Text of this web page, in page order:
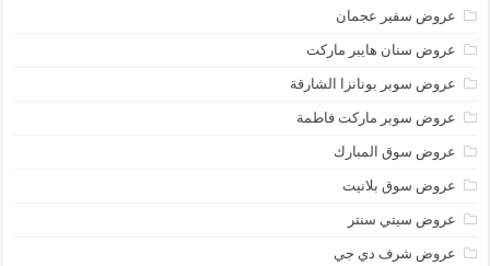
عروض سفير عجمان
عروض سنان هايبر ماركت
عروض سوبر بونانزا الشارقة
عروض سوبر ماركت فاطمة
عروض سوق المبارك
عروض سوق بلانيت
عروض سيتي سنتر
عروض شرف دي جي